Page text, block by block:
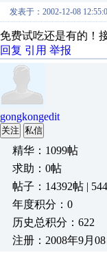
发表于：2002-12-08
免费试吃还是有的！
回复 引用 举报
gongkongedit
关注 私信
精华：1099帖
求助：0帖
帖子：14392帖 |
年度积分：0
历史总积分：622
注册：2008年9月08